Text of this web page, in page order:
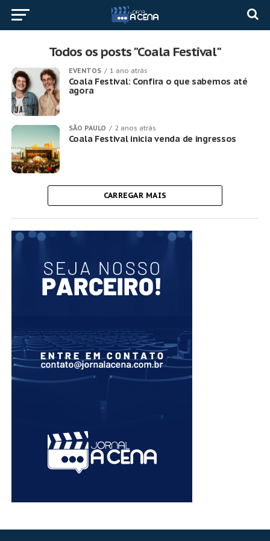
Todos os posts "Coala Festival"
EVENTOS 1 ano atrás
Coala Festival: Confira o que sabemos até
agora
SÃO PAULO 2 anos atrás
Coala Festival inicia venda de ingressos
CARREGAR MAIS